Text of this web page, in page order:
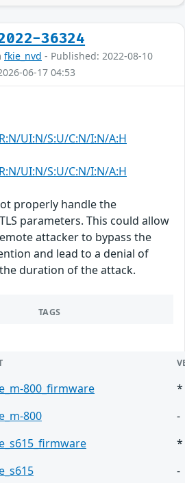
36324
fkie_nvd - Published: 2022-08-10
06-17 04:53
UI:N/S:U/C:N/I:N/A:H
UI:N/S:U/C:N/I:N/A:H
properly handle the
parameters. This could allow
attacker to bypass the
and lead to a denial of
duration of the attack.
TAGS
800_firmware
*
800
-
*
-